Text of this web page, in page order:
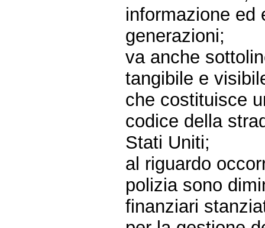
informazione ed
generazioni;
va anche
tangibile e
che costituisce
codice della
Stati Uniti;
al riguardo
polizia sono
finanziari